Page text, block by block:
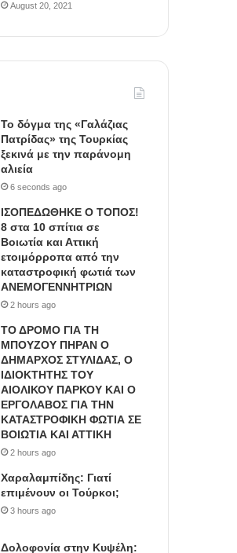
August 20, 2021
Το δόγμα της «Γαλάζιας
Πατρίδας» της Τουρκίας
ξεκινά με την παράνομη
αλιεία
6 seconds ago
IΣΟΠΕΔΩΘΗΚΕ Ο ΤΟΠΟΣ!
8 στα 10 σπίτια σε
Βοιωτία και Αττική
ετοιμόρροπα από την
καταστροφική φωτιά των
ΑΝΕΜΟΓΕΝΝΗΤΡΙΩΝ
2 hours ago
ΤΟ ΔΡΟΜΟ ΓΙΑ ΤΗ
ΜΠΟΥΖΟΥ ΠΗΡΑΝ Ο
ΔΗΜΑΡΧΟΣ ΣΤΥΛΙΔΑΣ, O
ΙΔΙΟΚΤΗΤΗΣ ΤΟΥ
ΑΙΟΛΙΚΟΥ ΠΑΡΚΟΥ ΚΑΙ Ο
ΕΡΓΟΛΑΒΟΣ ΓΙΑ ΤΗΝ
ΚΑΤΑΣΤΡΟΦΙΚΗ ΦΩΤΙΑ ΣΕ
ΒΟΙΩΤΙΑ ΚΑΙ ΑΤΤΙΚΗ
2 hours ago
Χαραλαμπίδης: Γιατί
επιμένουν οι Τούρκοι;
3 hours ago
Δολοφονία στην Κυψέλη: